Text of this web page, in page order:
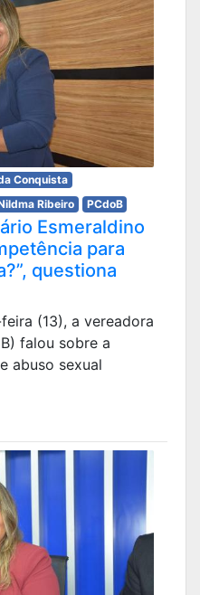
Conquista
Ribeiro PCdoB
Esmeraldino
para
questiona
(13), a vereadora
falou sobre a
abuso sexual